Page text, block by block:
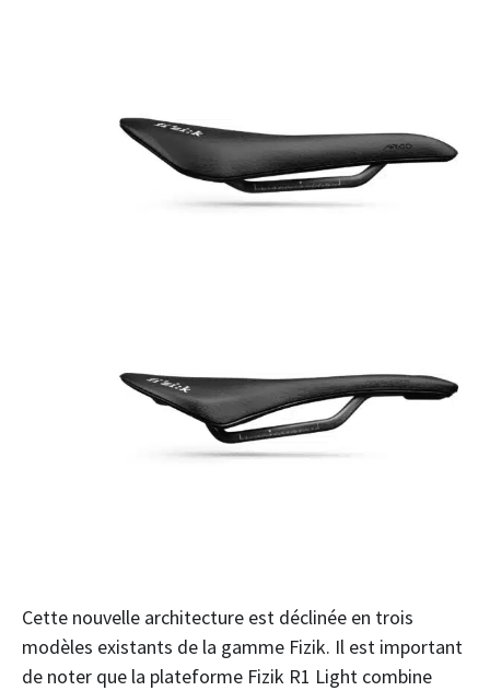
Cette nouvelle architecture est déclinée en trois
modèles existants de la gamme Fizik. Il est important
de noter que la plateforme Fizik R1 Light combine